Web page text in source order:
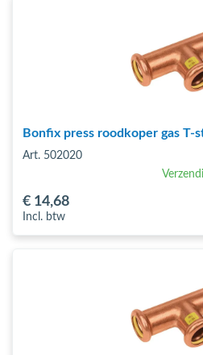
Bonfix press roodkoper gas T-
Art. 502020
€ 14,68
Incl. btw